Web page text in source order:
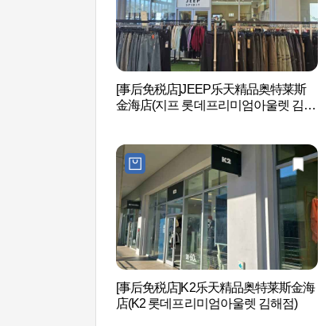
[事后免税店]JEEP乐天精品奥特莱斯
金海店(지프 롯데프리미엄아울렛 김해
[事后免税店]K2乐天精品奥特莱斯金海
店(K2 롯데프리미엄아울렛 김해점)